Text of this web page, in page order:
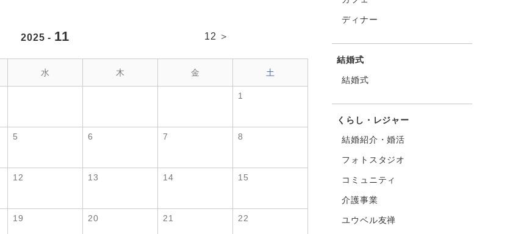
2025 - 11 12 ＞
水 木 金 土
1
5 6 7 8
12 13 14 15
19 20 21 22
ディナー
結婚式
結婚式
くらし・レジャー
結婚紹介・婚活
フォトスタジオ
コミュニティ
介護事業
ユウベル友禅